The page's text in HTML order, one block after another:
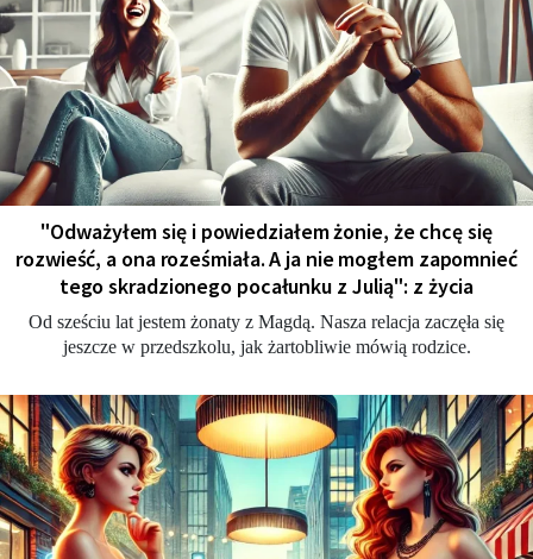
"Odważyłem się i powiedziałem żonie, że chcę się
rozwieść, a ona roześmiała. A ja nie mogłem zapomnieć
tego skradzionego pocałunku z Julią": z życia
Od sześciu lat jestem żonaty z Magdą. Nasza relacja zaczęła się
jeszcze w przedszkolu, jak żartobliwie mówią rodzice.